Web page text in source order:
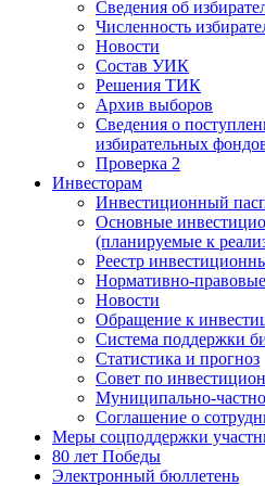
Сведения об
Численность
Новости
Состав УИК
Решения ТИК
Архив выборов
Сведения о
избирательных
Проверка 2
Инвесторам
Инвестиционный
Основные
(планируемые к
Реестр
Нормативно-
Новости
Обращение к
Система поддержки
Статистика и прогноз
Совет по
Муниципально-
Соглашение о
Меры соцподдержки
80 лет Победы
Электронный бюллетень